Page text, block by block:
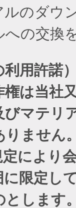
のダウ
の交換
用許諾
は当社
マテリ
りません
により
限定し
とします